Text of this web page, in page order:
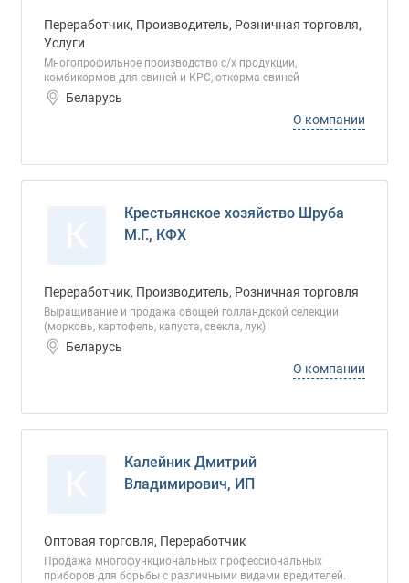
Переработчик, Производитель, Розничная торговля,
Услуги
Многопрофильное производство с/х продукции,
комбикормов для свиней и КРС, откорма свиней
Беларусь
О компании
Крестьянское хозяйство Шруба
М.Г., КФХ
Переработчик, Производитель, Розничная торговля
Выращивание и продажа овощей голландской селекции
(морковь, картофель, капуста, свекла, лук)
Беларусь
О компании
Калейник Дмитрий
Владимирович, ИП
Оптовая торговля, Переработчик
Продажа многофункциональных профессиональных
приборов для борьбы с различными видами вредителей.